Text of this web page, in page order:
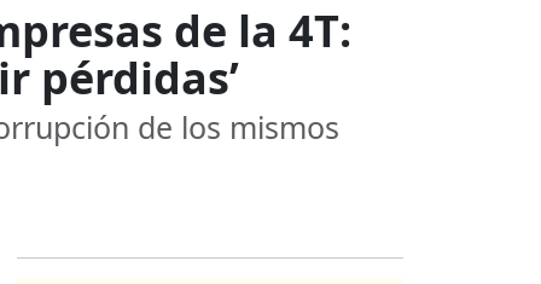
de la 4T:
pérdidas’
de los mismos